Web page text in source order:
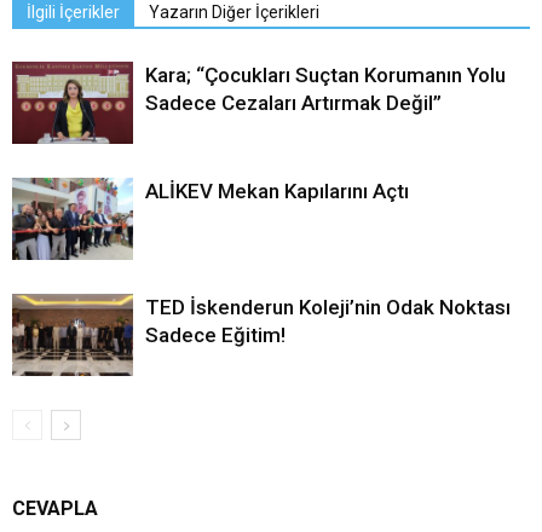
İlgili İçerikler Yazarın Diğer İçerikleri
Kara; “Çocukları Suçtan Korumanın Yolu
Sadece Cezaları Artırmak Değil”
ALİKEV Mekan Kapılarını Açtı
TED İskenderun Koleji’nin Odak Noktası
Sadece Eğitim!
CEVAPLA